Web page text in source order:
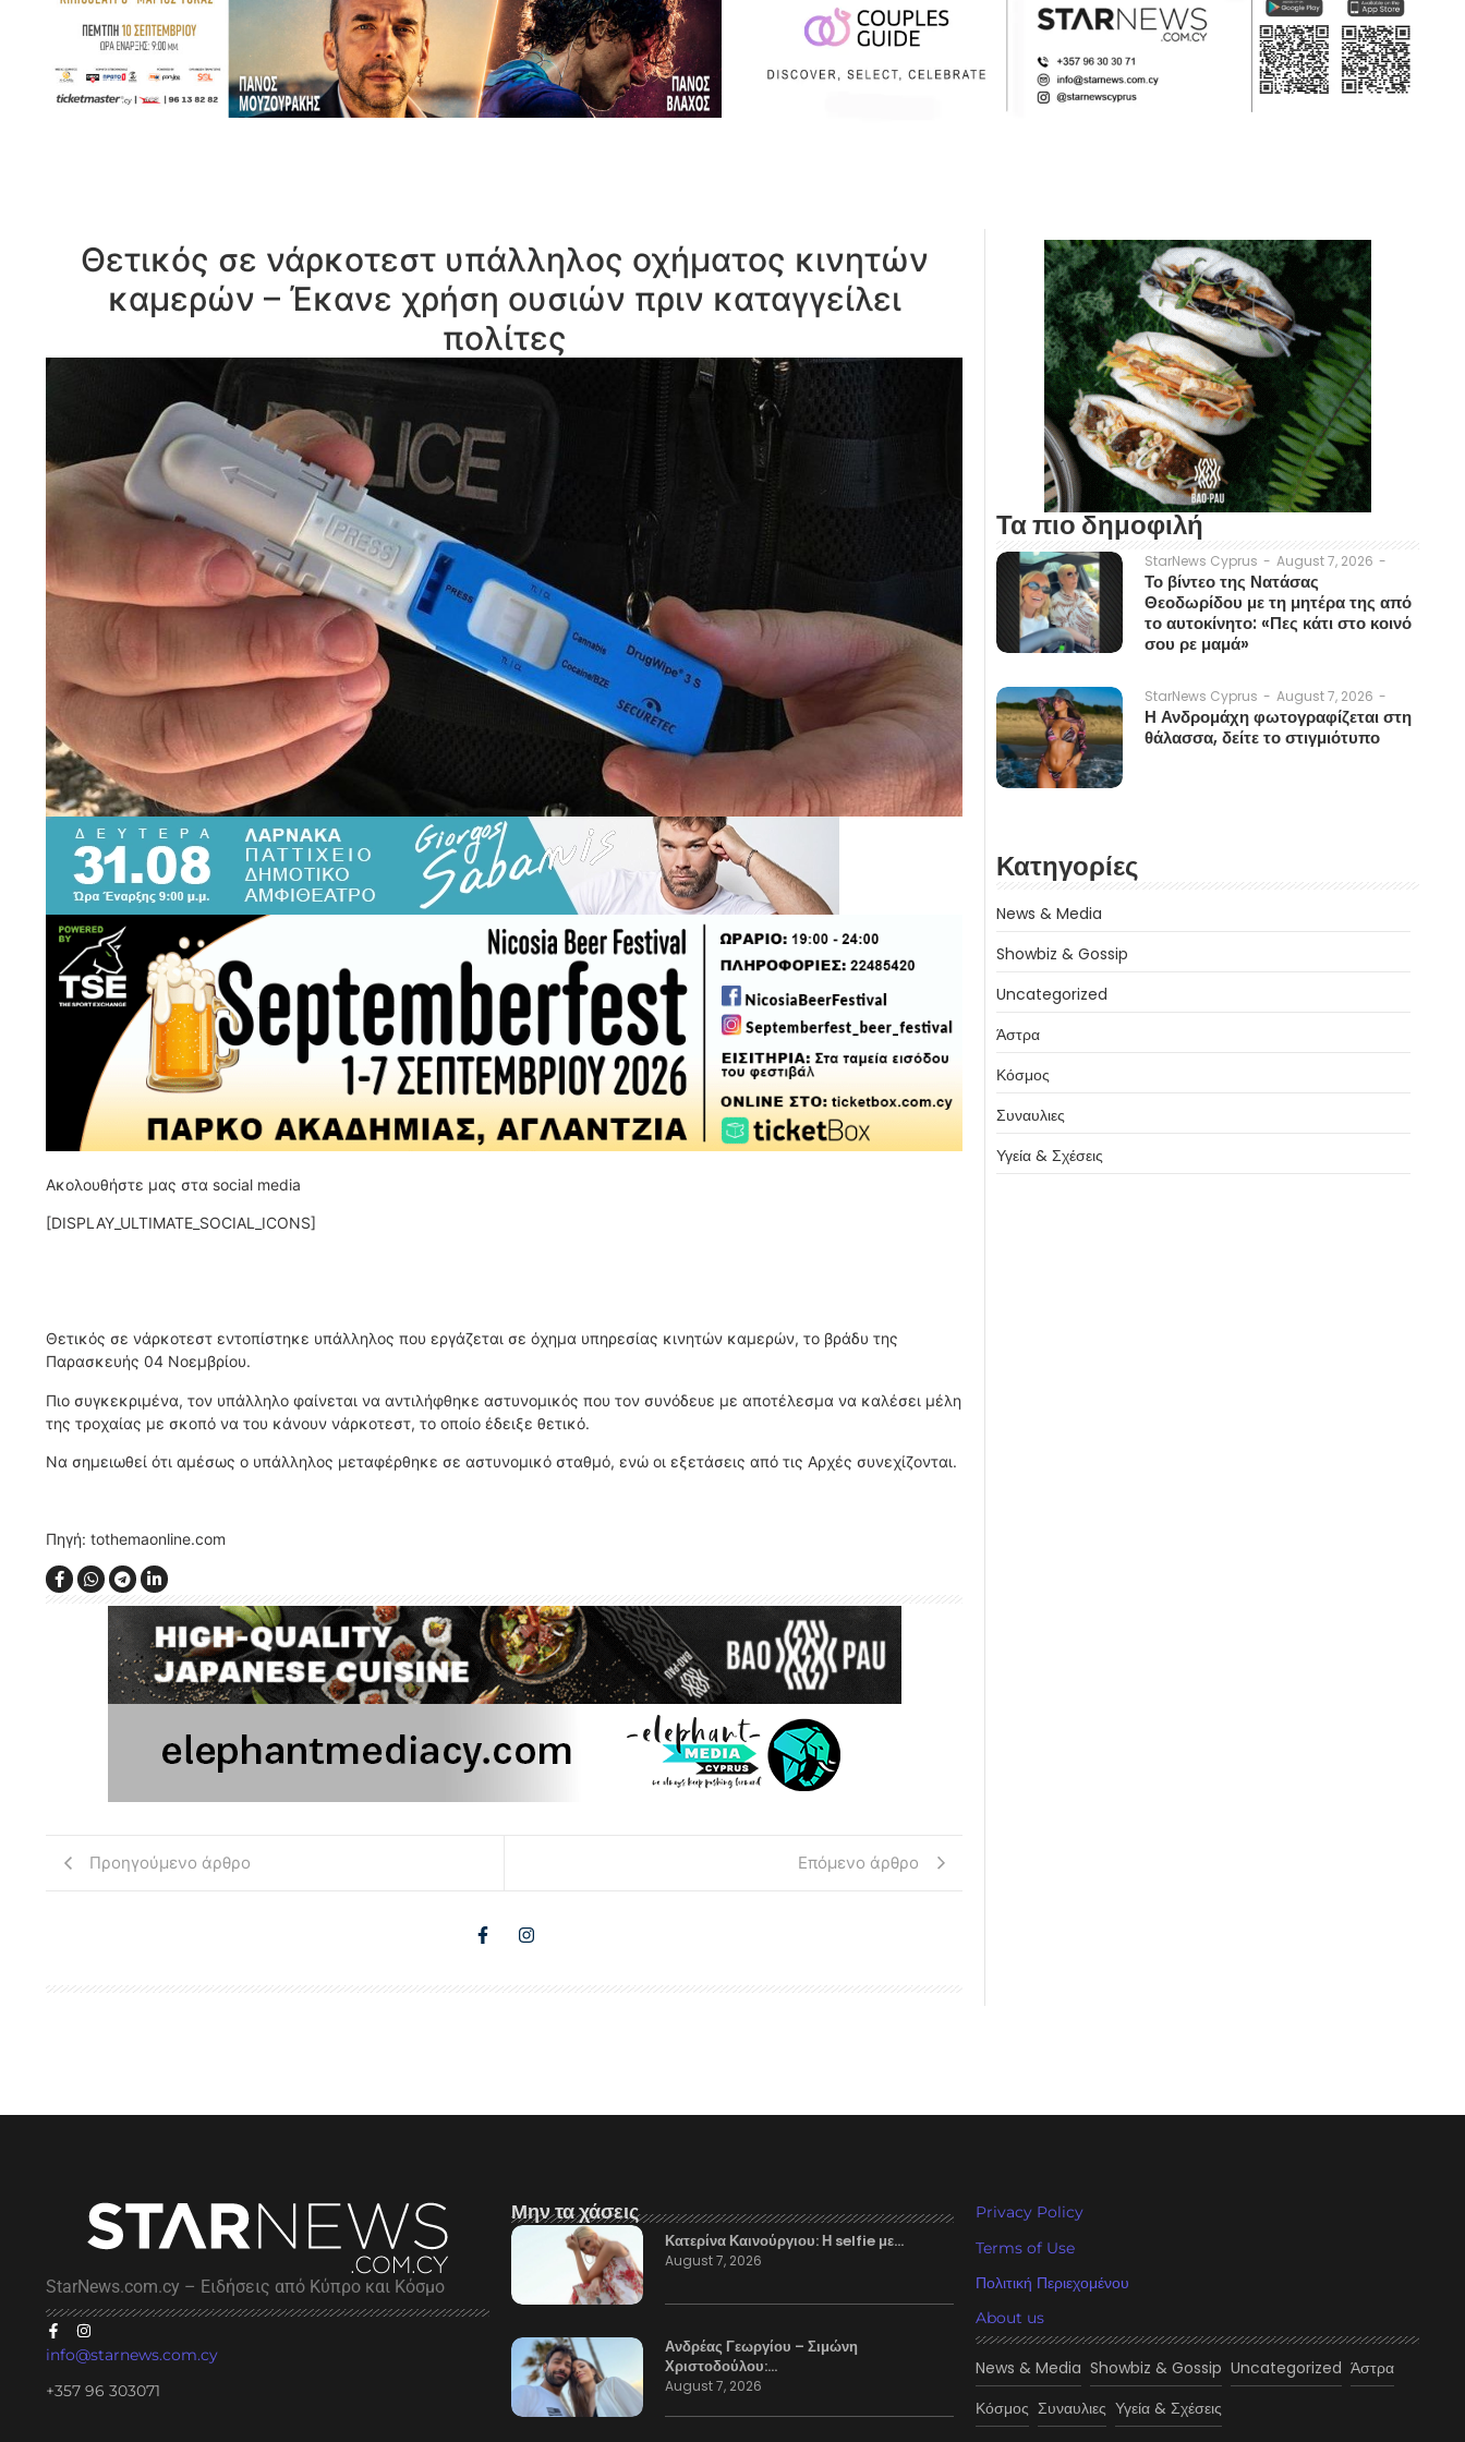
Θετικός σε νάρκοτεστ υπάλληλος οχήματος κινητών
καμερών – Έκανε χρήση ουσιών πριν καταγγείλει
πολίτες
Ακολουθήστε μας στα social media
[DISPLAY_ULTIMATE_SOCIAL_ICONS]
Θετικός σε νάρκοτεστ εντοπίστηκε υπάλληλος που εργάζεται σε όχημα υπηρεσίας κινητών καμερών, το βράδυ της
Παρασκευής 04 Νοεμβρίου.
Πιο συγκεκριμένα, τον υπάλληλο φαίνεται να αντιλήφθηκε αστυνομικός που τον συνόδευε με αποτέλεσμα να καλέσει μέλη
της τροχαίας με σκοπό να του κάνουν νάρκοτεστ, το οποίο έδειξε θετικό.
Να σημειωθεί ότι αμέσως ο υπάλληλος μεταφέρθηκε σε αστυνομικό σταθμό, ενώ οι εξετάσεις από τις Αρχές συνεχίζονται.
Πηγή: tothemaonline.com
Προηγούμενο άρθρο Επόμενο άρθρο
Τα πιο δημοφιλή
StarNews Cyprus - August 7, 2026 -
Το βίντεο της Νατάσας
Θεοδωρίδου με τη μητέρα της από
το αυτοκίνητο: «Πες κάτι στο κοινό
σου ρε μαμά»
StarNews Cyprus - August 7, 2026 -
Η Ανδρομάχη φωτογραφίζεται στη
θάλασσα, δείτε το στιγμιότυπο
Κατηγορίες
News & Media
Showbiz & Gossip
Uncategorized
Άστρα
Κόσμος
Συναυλιες
Υγεία & Σχέσεις
StarNews.com.cy – Ειδήσεις από Κύπρο και Κόσμο
info@starnews.com.cy
+357 96 303071
Μην τα χάσεις
Κατερίνα Καινούργιου: Η selfie με…
August 7, 2026
Ανδρέας Γεωργίου – Σιμώνη
Χριστοδούλου:…
August 7, 2026
Privacy Policy
Terms of Use
Πολιτική Περιεχομένου
About us
News & Media Showbiz & Gossip Uncategorized Άστρα
Κόσμος Συναυλιες Υγεία & Σχέσεις